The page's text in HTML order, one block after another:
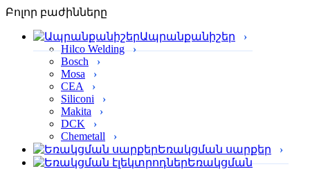
Բոլոր բաժինները
Ապրանքանիշեր
Hilco Welding
Bosch
Mosa
CEA
Siliconi
Makita
DCK
Chemetall
Եռակցման սարքեր
Եռակցման